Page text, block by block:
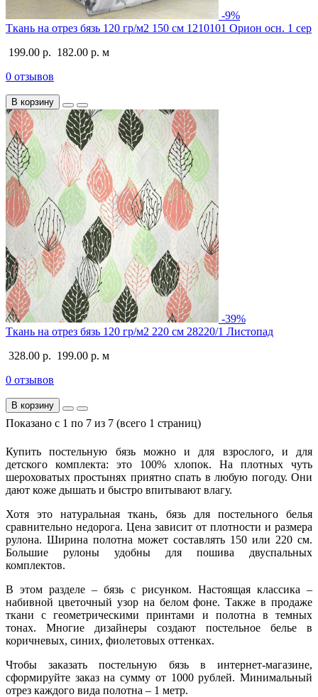
-9%
Ткань на отрез бязь 120 гр/м2 150 см 1210101 Орион осн. 1 сер
199.00 р. 182.00 р. м
0 отзывов
В корзину
-39%
Ткань на отрез бязь 120 гр/м2 220 см 28220/1 Листопад
328.00 р. 199.00 р. м
0 отзывов
В корзину
Показано с 1 по 7 из 7 (всего 1 страниц)
Купить постельную бязь можно и для взрослого, и для
детского комплекта: это 100% хлопок. На плотных чуть
шероховатых простынях приятно спать в любую погоду. Они
дают коже дышать и быстро впитывают влагу.
Хотя это натуральная ткань, бязь для постельного белья
сравнительно недорога. Цена зависит от плотности и размера
рулона. Ширина полотна может составлять 150 или 220 см.
Большие рулоны удобны для пошива двуспальных
комплектов.
В этом разделе – бязь с рисунком. Настоящая классика –
набивной цветочный узор на белом фоне. Также в продаже
ткани с геометрическими принтами и полотна в темных
тонах. Многие дизайнеры создают постельное белье в
коричневых, синих, фиолетовых оттенках.
Чтобы заказать постельную бязь в интернет-магазине,
сформируйте заказ на сумму от 1000 рублей. Минимальный
отрез каждого вида полотна – 1 метр.